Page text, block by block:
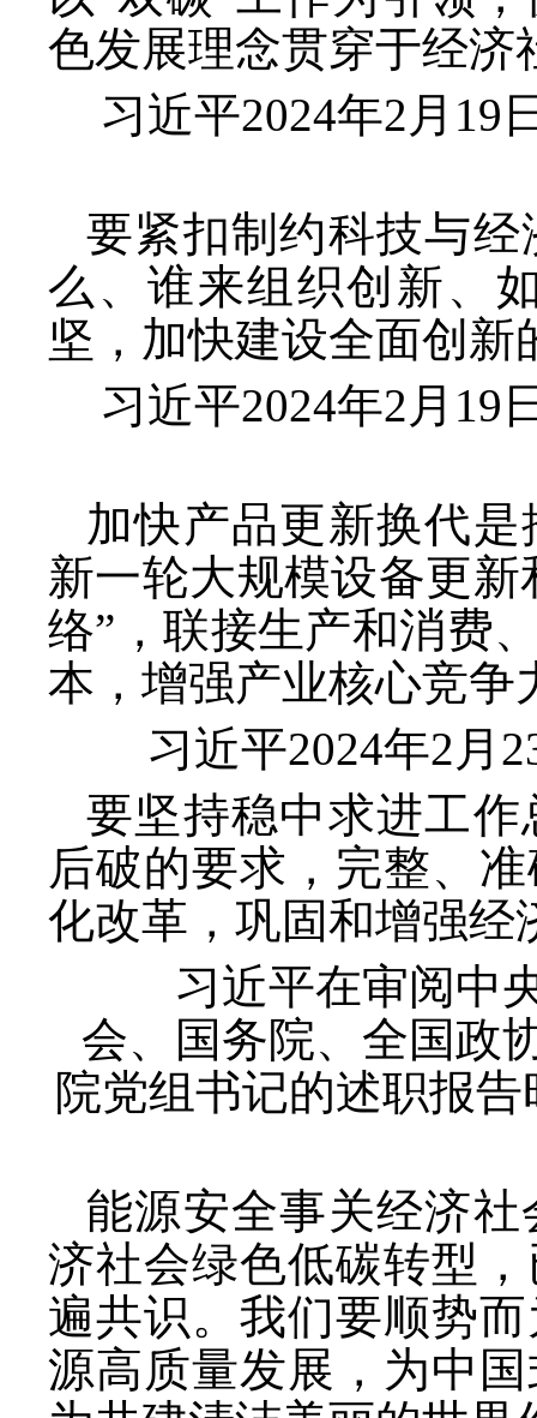
色发展理念贯穿于经济
习近平2024年2月19
要紧扣制约科技与
么、谁来组织创新、
坚，加快建设全面创新
习近平2024年2月19
加快产品更新换代
新一轮大规模设备更
络”，联接生产和消费
本，增强产业核心竞争
习近平2024年2月
要坚持稳中求进工
后破的要求，完整、
化改革，巩固和增强经
习近平在审阅中
会、国务院、全国政
院党组书记的述职报
能源安全事关经济
济社会绿色低碳转型
遍共识。我们要顺势
源高质量发展，为中